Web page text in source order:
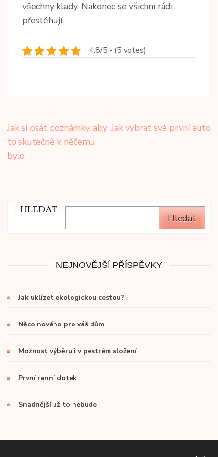
všechny klady. Nakonec se všichni rádi
přestěhují.
4.8/5 - (5 votes)
Navigace
pro
příspěvek
Jak si psát poznámky, aby
to skutečně k něčemu
bylo
Jak vybrat své první auto
HLEDAT
Hledat
NEJNOVĚJŠÍ PŘÍSPĚVKY
Jak uklízet ekologickou cestou?
Něco nového pro váš dům
Možnost výběru i v pestrém složení
První ranní dotek
Snadnější už to nebude